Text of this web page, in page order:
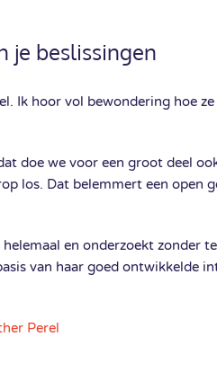
je beslissingen
Ik hoor vol bewondering hoe
doe we voor een groot deel
los. Dat belemmert een open
en onderzoekt zonder
van haar goed ontwikkelde
Perel